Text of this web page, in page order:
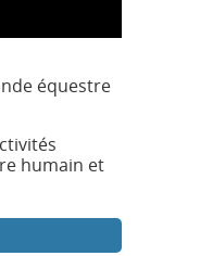
équestre
humain et